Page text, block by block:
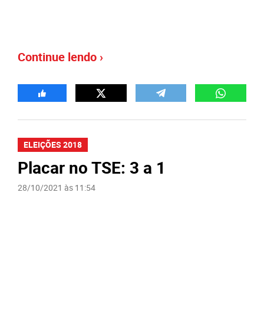
Continue lendo ›
ELEIÇÕES 2018
Placar no TSE: 3 a 1
28/10/2021 às 11:54